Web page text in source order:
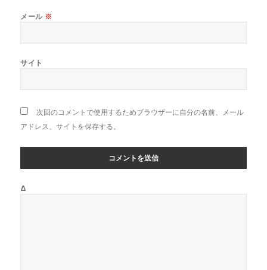
メール ※
サイト
次回のコメントで使用するためブラウザーに自分の名前、メール
アドレス、サイトを保存する。
Δ